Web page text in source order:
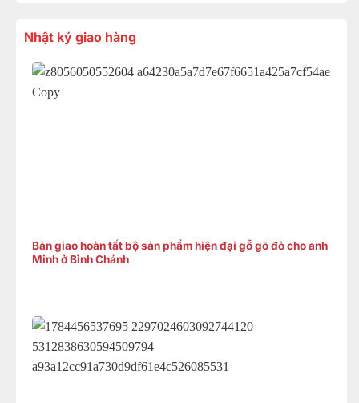
Nhật ký giao hàng
Bàn giao hoàn tất bộ sản phẩm hiện đại gỗ gõ đỏ cho anh
Minh ở Bình Chánh